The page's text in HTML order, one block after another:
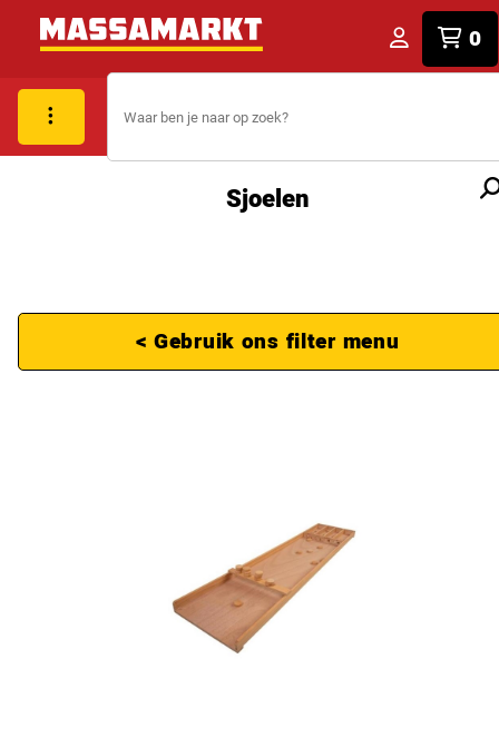
0
Sjoelen
< Gebruik ons filter menu